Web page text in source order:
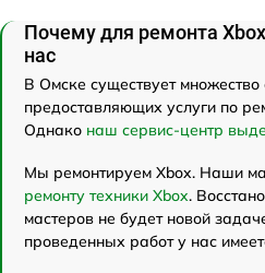
Почему для ремонта
нас
В Омске существует множество
предоставляющих услуги по
Однако наш сервис-центр
Мы ремонтируем Xbox. Наши
ремонту техники Xbox.
мастеров не будет новой
проведенных работ у нас